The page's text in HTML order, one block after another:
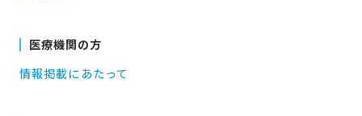
医療機関の方
情報掲載にあたって